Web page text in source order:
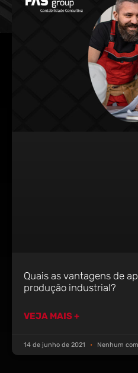
Quais as vantagens de
produção industrial?
VEJA MAIS +
14 de junho de 2021 Nenhum